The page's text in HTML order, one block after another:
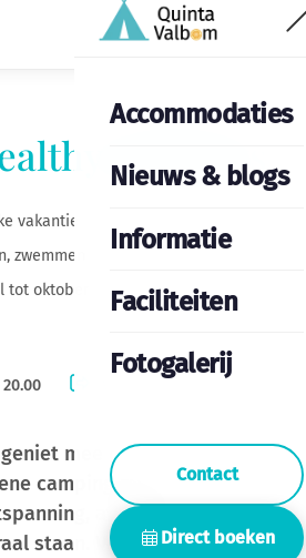
Holidays
mee op onze
camping met 25 ruime
avontuur en
staan. Verblijf in de
vakantie
zwemmen
tot oktober
Accommodaties
Nieuws & blogs
Informatie
Faciliteiten
Fotogalerij
Contact
Direct boeken